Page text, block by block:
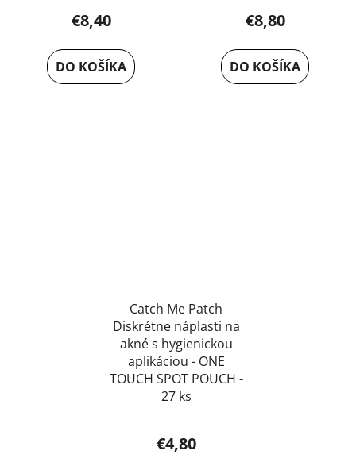
€8,40
DO KOŠÍKA
€8,80
DO KOŠÍKA
Catch Me Patch
Diskrétne náplasti na
akné s hygienickou
aplikáciou - ONE
TOUCH SPOT POUCH -
27 ks
€4,80